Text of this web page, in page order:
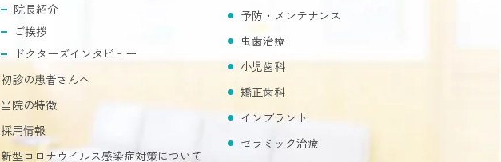
院長紹介
ご挨拶
ドクターズインタビュー
初診の患者さんへ
当院の特徴
採用情報
新型コロナウイルス感染症対策について
予防・メンテナンス
虫歯治療
小児歯科
矯正歯科
インプラント
セラミック治療